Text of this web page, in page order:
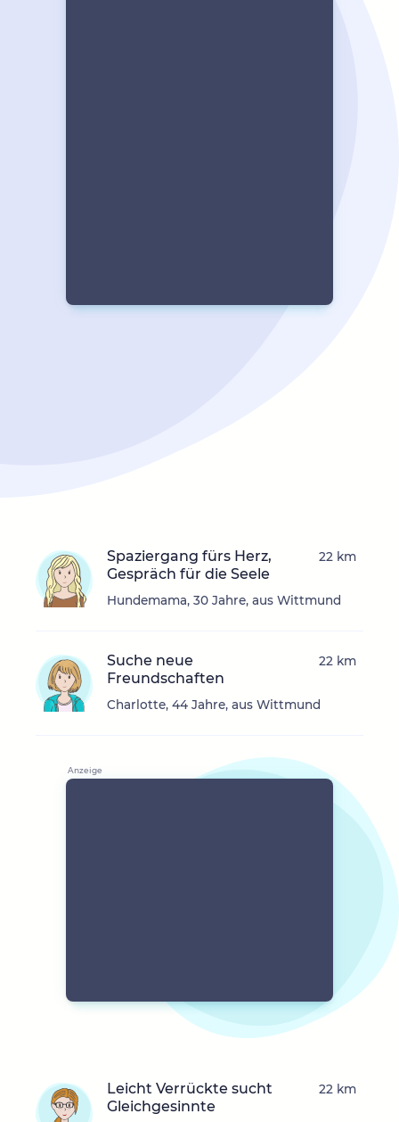
Spaziergang fürs Herz,
Gespräch für die Seele
Hundemama, 30 Jahre, aus Wittmund
22 km
Suche neue
Freundschaften
Charlotte, 44 Jahre, aus Wittmund
22 km
Leicht Verrückte sucht
Gleichgesinnte
22 km